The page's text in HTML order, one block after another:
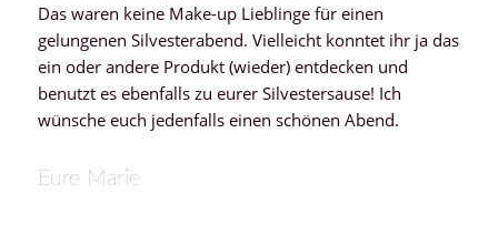
Das waren keine Make-up Lieblinge für einen
gelungenen Silvesterabend. Vielleicht konntet ihr ja das
ein oder andere Produkt (wieder) entdecken und
benutzt es ebenfalls zu eurer Silvestersause! Ich
wünsche euch jedenfalls einen schönen Abend.
Eure Marie